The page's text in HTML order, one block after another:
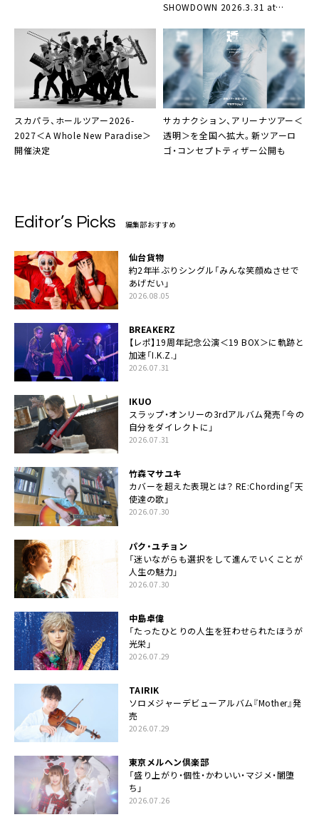
SHOWDOWN 2026.3.31 at
決定
スカパラ、ホールツアー2026-
2027＜A Whole New Paradise＞
開催決定
サカナクション、アリーナツアー＜
透明＞を全国へ拡大。新ツアーロ
ゴ・コンセプトティザー公開も
Editor’s Picks 編集部おすすめ
仙台貨物
約2年半ぶりシングル「みんな笑顔ぬさせで
あげだい」
2026.08.05
BREAKERZ
【レポ】19周年記念公演＜19 BOX＞に軌跡と
加速「I.K.Z.」
2026.07.31
IKUO
スラップ・オンリーの3rdアルバム発売「今の
自分をダイレクトに」
2026.07.31
竹森マサユキ
カバーを超えた表現とは？ RE:Chording「天
使達の歌」
2026.07.30
パク・ユチョン
「迷いながらも選択をして進んでいくことが
人生の魅力」
2026.07.30
中島卓偉
「たったひとりの人生を狂わせられたほうが
光栄」
2026.07.29
TAIRIK
ソロメジャーデビューアルバム『Mother』発
売
2026.07.29
東京メルヘン倶楽部
「盛り上がり・個性・かわいい・マジメ・闇堕
ち」
2026.07.26